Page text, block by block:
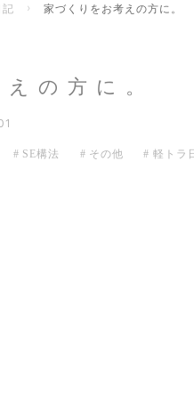
› 家づくりをお考えの方に。
の方に。
SE構法 その他 軽トラ